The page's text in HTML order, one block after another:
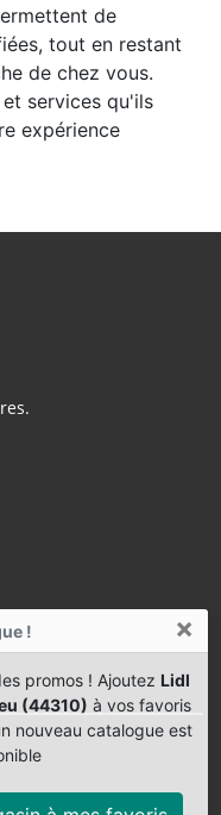
! ×
promos ! Ajoutez Lidl
(44310) à vos favoris
nouveau catalogue est
de
tout en restant
de chez vous.
services qu'ils
expérience